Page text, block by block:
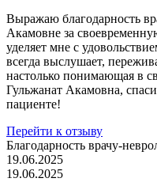
Выражаю благодарность
Акамовне за
уделяет мне с
всегда выслушает,
настолько понимающая в
Гульжанат Акамовна,
пациенте!
Перейти к отзыву
Благодарность врачу-
19.06.2025
19.06.2025